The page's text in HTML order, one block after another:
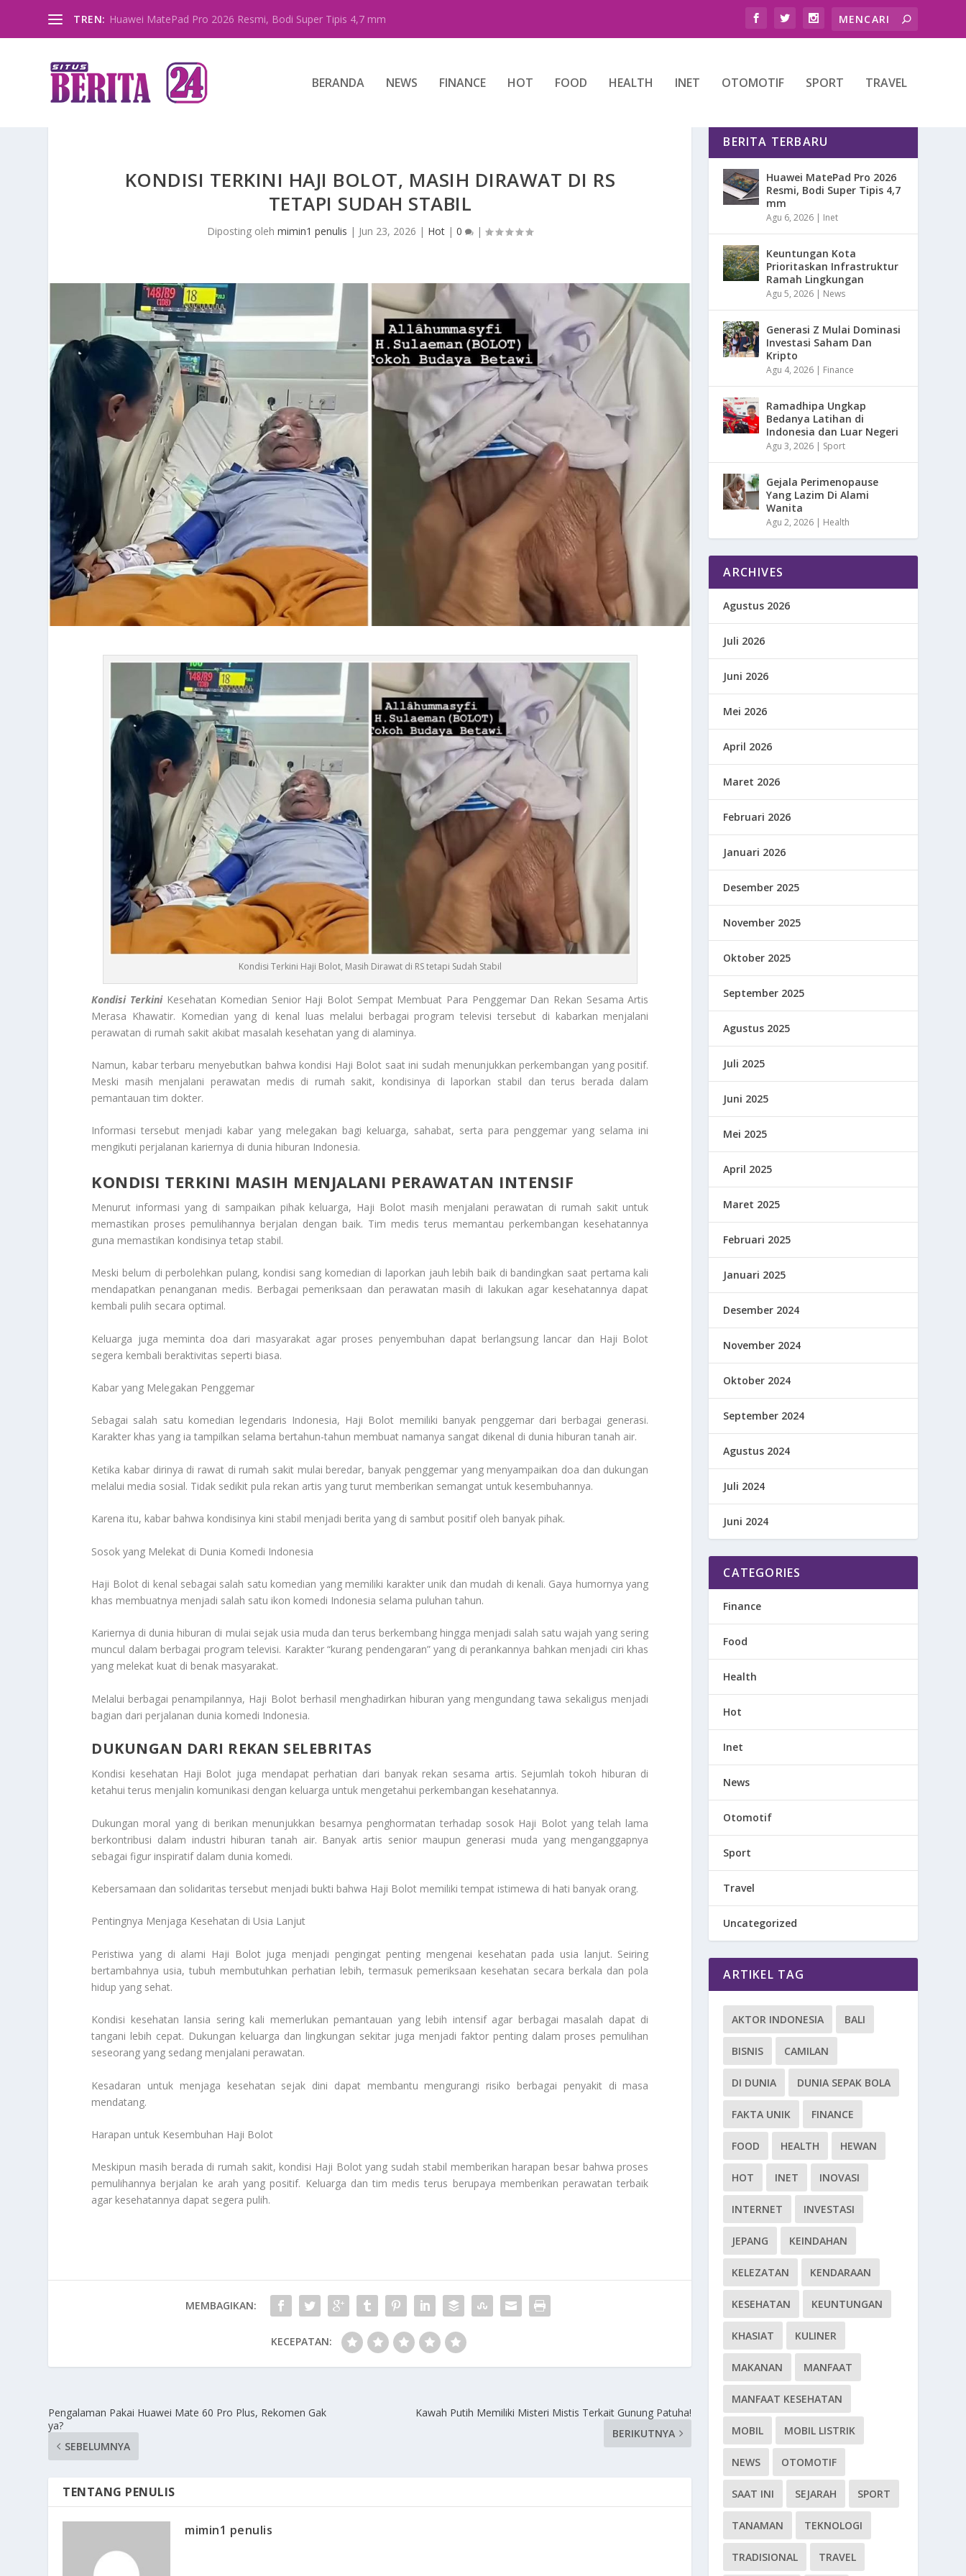
TREN: Huawei MatePad Pro 2026 Resmi, Bodi Super Tipis 4,7 mm
BERANDA NEWS FINANCE HOT FOOD HEALTH INET OTOMOTIF SPORT TRAVEL
KONDISI TERKINI HAJI BOLOT, MASIH DIRAWAT DI RS
TETAPI SUDAH STABIL
Diposting olehmimin1 penulis | Jun 23, 2026 | Hot |0 |
Kondisi Terkini Haji Bolot, Masih Dirawat di RS tetapi Sudah Stabil
Kondisi TerkiniKesehatan Komedian Senior Haji Bolot Sempat Membuat Para Penggemar Dan Rekan Sesama Artis
Merasa Khawatir. Komedian yang di kenal luas melalui berbagai program televisi tersebut di kabarkan menjalani
perawatan di rumah sakit akibat masalah kesehatan yang di alaminya.
Namun, kabar terbaru menyebutkan bahwa kondisi Haji Bolot saat ini sudah menunjukkan perkembangan yang positif.
Meski masih menjalani perawatan medis di rumah sakit, kondisinya di laporkan stabil dan terus berada dalam
pemantauan tim dokter.
Informasi tersebut menjadi kabar yang melegakan bagi keluarga, sahabat, serta para penggemar yang selama ini
mengikuti perjalanan kariernya di dunia hiburan Indonesia.
KONDISI TERKINI MASIH MENJALANI PERAWATAN INTENSIF
Menurut informasi yang di sampaikan pihak keluarga, Haji Bolot masih menjalani perawatan di rumah sakit untuk
memastikan proses pemulihannya berjalan dengan baik. Tim medis terus memantau perkembangan kesehatannya
guna memastikan kondisinya tetap stabil.
Meski belum di perbolehkan pulang, kondisi sang komedian di laporkan jauh lebih baik di bandingkan saat pertama kali
mendapatkan penanganan medis. Berbagai pemeriksaan dan perawatan masih di lakukan agar kesehatannya dapat
kembali pulih secara optimal.
Keluarga juga meminta doa dari masyarakat agar proses penyembuhan dapat berlangsung lancar dan Haji Bolot
segera kembali beraktivitas seperti biasa.
Kabar yang Melegakan Penggemar
Sebagai salah satu komedian legendaris Indonesia, Haji Bolot memiliki banyak penggemar dari berbagai generasi.
Karakter khas yang ia tampilkan selama bertahun-tahun membuat namanya sangat dikenal di dunia hiburan tanah air.
Ketika kabar dirinya di rawat di rumah sakit mulai beredar, banyak penggemar yang menyampaikan doa dan dukungan
melalui media sosial. Tidak sedikit pula rekan artis yang turut memberikan semangat untuk kesembuhannya.
Karena itu, kabar bahwa kondisinya kini stabil menjadi berita yang di sambut positif oleh banyak pihak.
Sosok yang Melekat di Dunia Komedi Indonesia
Haji Bolot di kenal sebagai salah satu komedian yang memiliki karakter unik dan mudah di kenali. Gaya humornya yang
khas membuatnya menjadi salah satu ikon komedi Indonesia selama puluhan tahun.
Kariernya di dunia hiburan di mulai sejak usia muda dan terus berkembang hingga menjadi salah satu wajah yang sering
muncul dalam berbagai program televisi. Karakter “kurang pendengaran” yang di perankannya bahkan menjadi ciri khas
yang melekat kuat di benak masyarakat.
Melalui berbagai penampilannya, Haji Bolot berhasil menghadirkan hiburan yang mengundang tawa sekaligus menjadi
bagian dari perjalanan dunia komedi Indonesia.
DUKUNGAN DARI REKAN SELEBRITAS
Kondisi kesehatan Haji Bolot juga mendapat perhatian dari banyak rekan sesama artis. Sejumlah tokoh hiburan di
ketahui terus menjalin komunikasi dengan keluarga untuk mengetahui perkembangan kesehatannya.
Dukungan moral yang di berikan menunjukkan besarnya penghormatan terhadap sosok Haji Bolot yang telah lama
berkontribusi dalam industri hiburan tanah air. Banyak artis senior maupun generasi muda yang menganggapnya
sebagai figur inspiratif dalam dunia komedi.
Kebersamaan dan solidaritas tersebut menjadi bukti bahwa Haji Bolot memiliki tempat istimewa di hati banyak orang.
Pentingnya Menjaga Kesehatan di Usia Lanjut
Peristiwa yang di alami Haji Bolot juga menjadi pengingat penting mengenai kesehatan pada usia lanjut. Seiring
bertambahnya usia, tubuh membutuhkan perhatian lebih, termasuk pemeriksaan kesehatan secara berkala dan pola
hidup yang sehat.
Kondisi kesehatan lansia sering kali memerlukan pemantauan yang lebih intensif agar berbagai masalah dapat di
tangani lebih cepat. Dukungan keluarga dan lingkungan sekitar juga menjadi faktor penting dalam proses pemulihan
seseorang yang sedang menjalani perawatan.
Kesadaran untuk menjaga kesehatan sejak dini dapat membantu mengurangi risiko berbagai penyakit di masa
mendatang.
Harapan untuk Kesembuhan Haji Bolot
Meskipun masih berada di rumah sakit, kondisi Haji Bolot yang sudah stabil memberikan harapan besar bahwa proses
pemulihannya berjalan ke arah yang positif. Keluarga dan tim medis terus berupaya memberikan perawatan terbaik
agar kesehatannya dapat segera pulih.
MEMBAGIKAN:
KECEPATAN:
Pengalaman Pakai Huawei Mate 60 Pro Plus, Rekomen Gak
ya?
SEBELUMNYA
Kawah Putih Memiliki Misteri Mistis Terkait Gunung Patuha!
BERIKUTNYA
TENTANG PENULIS
mimin1 penulis
BERITA TERBARU
Huawei MatePad Pro 2026
Resmi, Bodi Super Tipis 4,7
mm
Agu 6, 2026 | Inet
Keuntungan Kota
Prioritaskan Infrastruktur
Ramah Lingkungan
Agu 5, 2026 | News
Generasi Z Mulai Dominasi
Investasi Saham Dan
Kripto
Agu 4, 2026 | Finance
Ramadhipa Ungkap
Bedanya Latihan di
Indonesia dan Luar Negeri
Agu 3, 2026 | Sport
Gejala Perimenopause
Yang Lazim Di Alami
Wanita
Agu 2, 2026 | Health
ARCHIVES
Agustus 2026
Juli 2026
Juni 2026
Mei 2026
April 2026
Maret 2026
Februari 2026
Januari 2026
Desember 2025
November 2025
Oktober 2025
September 2025
Agustus 2025
Juli 2025
Juni 2025
Mei 2025
April 2025
Maret 2025
Februari 2025
Januari 2025
Desember 2024
November 2024
Oktober 2024
September 2024
Agustus 2024
Juli 2024
Juni 2024
CATEGORIES
Finance
Food
Health
Hot
Inet
News
Otomotif
Sport
Travel
Uncategorized
ARTIKEL TAG
AKTOR INDONESIA BALI
BISNIS CAMILAN
DI DUNIA DUNIA SEPAK BOLA
FAKTA UNIK FINANCE
FOOD HEALTH HEWAN
HOT INET INOVASI
INTERNET INVESTASI
JEPANG KEINDAHAN
KELEZATAN KENDARAAN
KESEHATAN KEUNTUNGAN
KHASIAT KULINER
MAKANAN MANFAAT
MANFAAT KESEHATAN
MOBIL MOBIL LISTRIK
NEWS OTOMOTIF
SAAT INI SEJARAH SPORT
TANAMAN TEKNOLOGI
TRADISIONAL TRAVEL